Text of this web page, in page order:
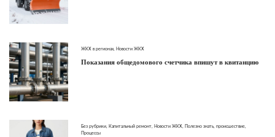
ЖКХ в регионах Новости ЖКХ
Показания общедомового счетчика впишут в квитанцию
Без рубрики Капитальный ремонт Новости ЖКХ Полезно знать, происшествие
Процессы